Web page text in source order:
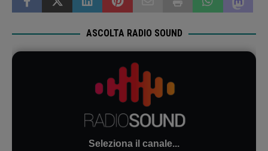
ASCOLTA RADIO SOUND
Seleziona il canale...